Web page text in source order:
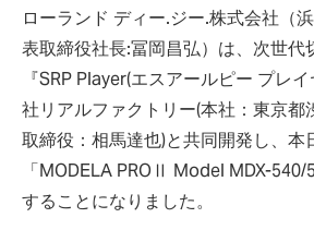
ローランド ディー.ジー.株式会社（
表取締役社長:冨岡昌弘）は、次世代
『SRP Player(エスアールピー プレ
社リアルファクトリー(本社：東京都
取締役：相馬達也)と共同開発し、本
「MODELA PROⅡ Model MDX-
することになりました。